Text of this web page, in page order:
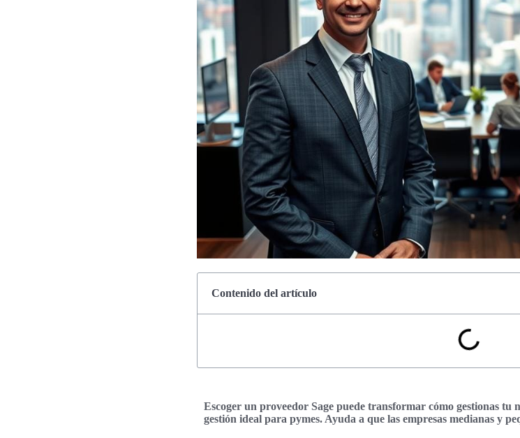
Contenido del artículo
Escoger un proveedor Sage puede transformar cómo gestionas tu
gestión ideal para pymes. Ayuda a que las empresas medianas y